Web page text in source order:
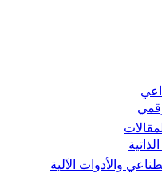
والأدوات الآلية